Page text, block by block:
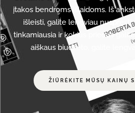
įtakos bendroms išlaidoms. Iš
išleisti, galite lengviau nuspręsti,
tinkamiausia ir kokius priedus
aiškaus biudžeto, galite
ŽIŪRĖKITE MŪSŲ KAINŲ